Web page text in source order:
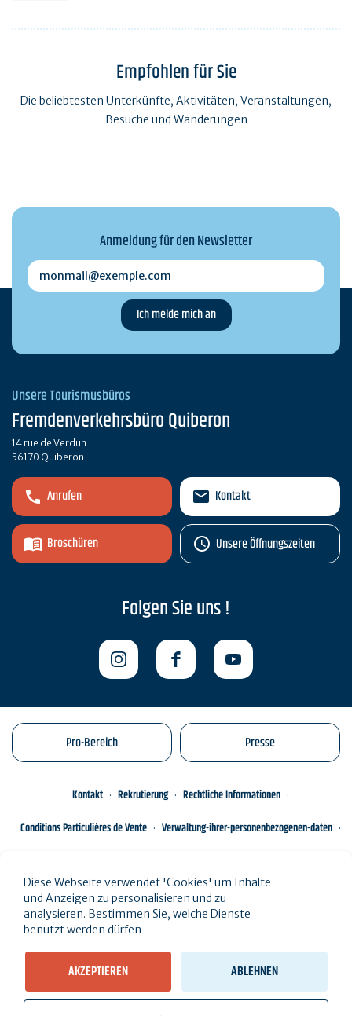
Empfohlen für Sie
Die beliebtesten Unterkünfte, Aktivitäten, Veranstaltungen,
Besuche und Wanderungen
Anmeldung für den Newsletter
monmail@exemple.com
Unsere Tourismusbüros
Fremdenverkehrsbüro Quiberon
14 rue de Verdun
56170 Quiberon
Anrufen
Broschüren
Kontakt
Unsere Öffnungszeiten
Folgen Sie uns !
Pro-Bereich Presse
Kontakt Rekrutierung
Rechtliche Informationen
Conditions Particulières de Vente
Verwaltung-ihrer-personenbezogenen-daten
Diese Webseite verwendet 'Cookies' um Inhalte
und Anzeigen zu personalisieren und zu
analysieren. Bestimmen Sie, welche Dienste
benutzt werden dürfen
AKZEPTIEREN ABLEHNEN